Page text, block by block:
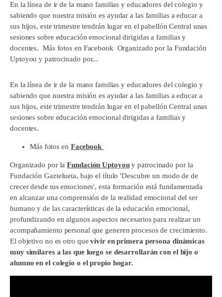
En la línea de ir de la mano familias y educadores del colegio y
sabiendo que nuestra misión es ayudar a las familias a educar a
sus hijos, este trimestre tendrán lugar en el pabellón Central unas
sesiones sobre educación emocional dirigidas a familias y
docentes. Más fotos en Facebook Organizado por la Fundación
Uptoyou y patrocinado por...
En la línea de ir de la mano familias y educadores del colegio y
sabiendo que nuestra misión es ayudar a las familias a educar a
sus hijos, este trimestre tendrán lugar en el pabellón Central unas
sesiones sobre educación emocional dirigidas a familias y
docentes.
Más fotos en Facebook
Organizado por laFundación Uptoyouy patrocinado por la
Fundación Gaztelueta, bajo el título 'Descubre un modo de de
crecer desde tus emociones', esta formación está fundamentada
en alcanzar una comprensión de la realidad emocional del ser
humano y de las características de la educación emocional,
profundizando en algunos aspectos necesarios para realizar un
acompañamiento personal que generen procesos de crecimiento.
El objetivo no es otro quevivir en primera persona dinámicas
muy similares a las que luego se desarrollarán con el hijo o
alumno en el colegio o el propio hogar.